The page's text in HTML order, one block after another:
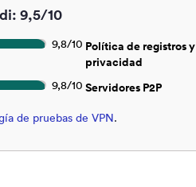
9,5/10
9,8/10 Política de registros y
privacidad
9,8/10 Servidores P2P
de pruebas de VPN.